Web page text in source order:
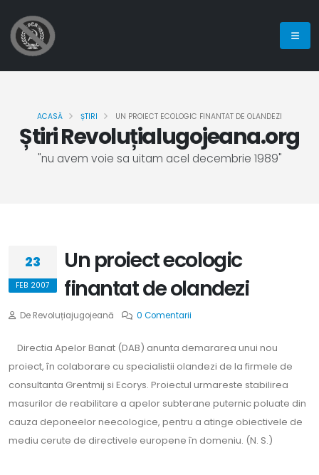
Știri Revoluțialugojeana.org
"nu avem voie sa uitam acel decembrie 1989"
ACASĂ ȘTIRI UN PROIECT ECOLOGIC FINANTAT DE OLANDEZI
23
FEB 2007
Un proiect ecologic
finantat de olandezi
De Revoluțiajugojeană 0 Comentarii
Directia Apelor Banat (DAB) anunta demararea unui nou
proiect, în colaborare cu specialistii olandezi de la firmele de
consultanta Grentmij si Ecorys. Proiectul urmareste stabilirea
masurilor de reabilitare a apelor subterane puternic poluate din
cauza deponeelor neecologice, pentru a atinge obiectivele de
mediu cerute de directivele europene în domeniu. (N. S.)